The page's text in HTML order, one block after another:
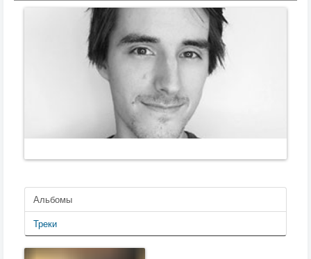
Альбомы
Треки